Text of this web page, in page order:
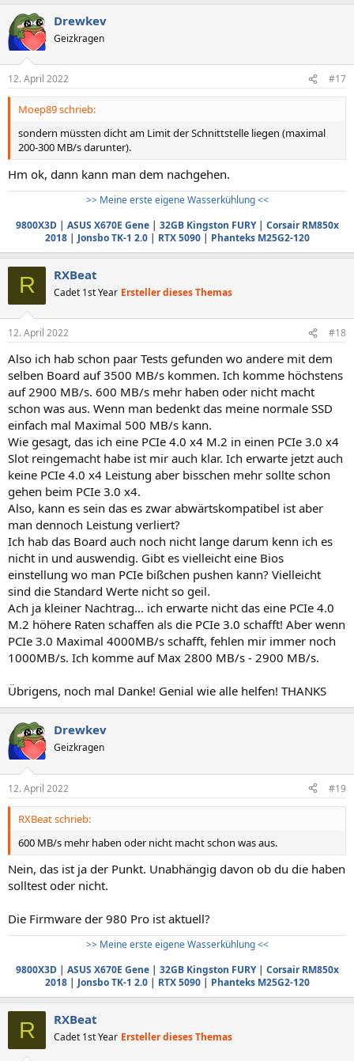
Drewkev
Geizkragen
12. April 2022 #17
Moep89 schrieb:
sondern müssten dicht am Limit der Schnittstelle liegen (maximal
200-300 MB/s darunter).
Hm ok, dann kann man dem nachgehen.
>> Meine erste eigene Wasserkühlung <<
9800X3D| ASUS X670E Gene| 32GB Kingston FURY| Corsair RM850x
2018| Jonsbo TK-1 2.0| RTX 5090| Phanteks M25G2-120
R RXBeat
Cadet 1st Year Ersteller dieses Themas
12. April 2022 #18
Also ich hab schon paar Tests gefunden wo andere mit dem
selben Board auf 3500 MB/s kommen. Ich komme höchstens
auf 2900 MB/s. 600 MB/s mehr haben oder nicht macht
schon was aus. Wenn man bedenkt das meine normale SSD
einfach mal Maximal 500 MB/s kann.
Wie gesagt, das ich eine PCIe 4.0 x4 M.2 in einen PCIe 3.0 x4
Slot reingemacht habe ist mir auch klar. Ich erwarte jetzt auch
keine PCIe 4.0 x4 Leistung aber bisschen mehr sollte schon
gehen beim PCIe 3.0 x4.
Also, kann es sein das es zwar abwärtskompatibel ist aber
man dennoch Leistung verliert?
Ich hab das Board auch noch nicht lange darum kenn ich es
nicht in und auswendig. Gibt es vielleicht eine Bios
einstellung wo man PCIe bißchen pushen kann? Vielleicht
sind die Standard Werte nicht so geil.
Ach ja kleiner Nachtrag... ich erwarte nicht das eine PCIe 4.0
M.2 höhere Raten schaffen als die PCIe 3.0 schafft! Aber wenn
PCIe 3.0 Maximal 4000MB/s schafft, fehlen mir immer noch
1000MB/s. Ich komme auf Max 2800 MB/s - 2900 MB/s.
Übrigens, noch mal Danke! Genial wie alle helfen! THANKS
Drewkev
Geizkragen
12. April 2022 #19
RXBeat schrieb:
600 MB/s mehr haben oder nicht macht schon was aus.
Nein, das ist ja der Punkt. Unabhängig davon ob du die haben
solltest oder nicht.
Die Firmware der 980 Pro ist aktuell?
>> Meine erste eigene Wasserkühlung <<
9800X3D| ASUS X670E Gene| 32GB Kingston FURY| Corsair RM850x
2018| Jonsbo TK-1 2.0| RTX 5090| Phanteks M25G2-120
R RXBeat
Cadet 1st Year Ersteller dieses Themas